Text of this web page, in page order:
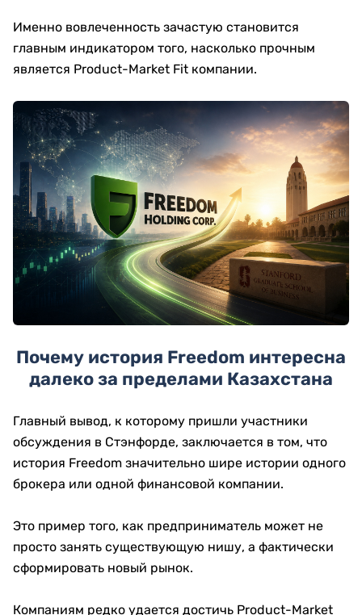
Именно вовлеченность зачастую становится
главным индикатором того, насколько прочным
является Product-Market Fit компании.
Почему история Freedom интересна
далеко за пределами Казахстана
Главный вывод, к которому пришли участники
обсуждения в Стэнфорде, заключается в том, что
история Freedom значительно шире истории одного
брокера или одной финансовой компании.
Это пример того, как предприниматель может не
просто занять существующую нишу, а фактически
сформировать новый рынок.
Компаниям редко удается достичь Product-Market